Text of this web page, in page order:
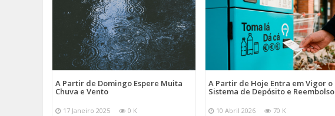
A Partir de Domingo Espere Muita
Chuva e Vento
17 Janeiro 2025 0 K
A Partir de Hoje Entra em Vigor o
Sistema de Depósito e Reembolso
10 Abril 2026 70 K